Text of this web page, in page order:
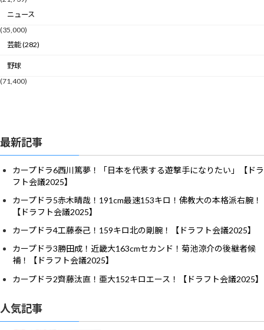
ニュース
(35,000)
芸能 (282)
野球
(71,400)
最新記事
カープドラ6西川篤夢！「日本を代表する遊撃手になりたい」【ドラ
フト会議2025】
カープドラ5赤木晴哉！191cm最速153キロ！佛教大の本格派右腕！
【ドラフト会議2025】
カープドラ4工藤泰己！159キロ北の剛腕！【ドラフト会議2025】
カープドラ3勝田成！近畿大163cmセカンド！菊池涼介の後継者候
補！【ドラフト会議2025】
カープドラ2齊藤汰直！亜大152キロエース！【ドラフト会議2025】
人気記事